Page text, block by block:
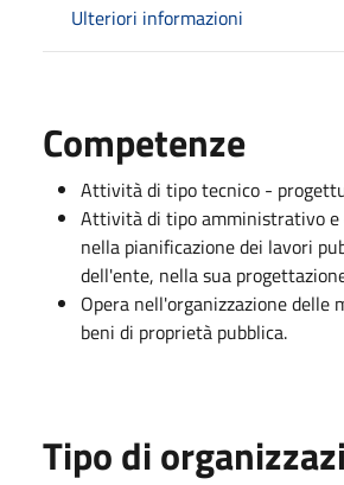
Ulteriori informazioni
Competenze
Attività di tipo tecnico -
Attività di tipo amministrativo e
nella pianificazione dei lavori
dell'ente, nella sua
Opera nell'organizzazione delle
beni di proprietà pubblica.
Tipo di